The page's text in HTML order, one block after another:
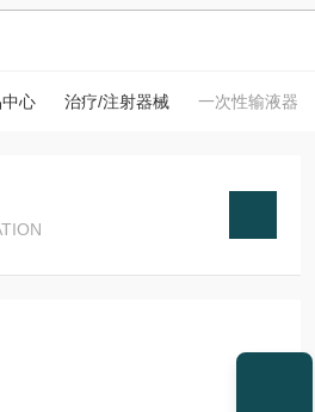
心 治疗/注射器械 一次性输液器